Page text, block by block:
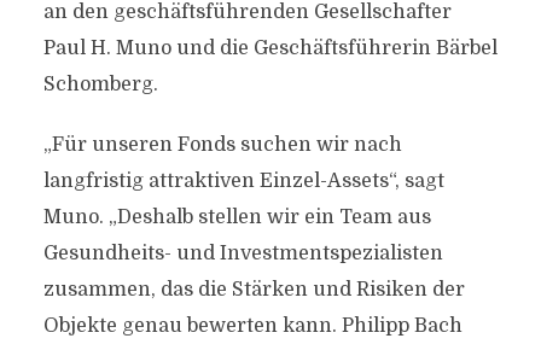
an den geschäftsführenden Gesellschafter
Paul H. Muno und die Geschäftsführerin Bärbel
Schomberg.
„Für unseren Fonds suchen wir nach
langfristig attraktiven Einzel-Assets“, sagt
Muno. „Deshalb stellen wir ein Team aus
Gesundheits- und Investmentspezialisten
zusammen, das die Stärken und Risiken der
Objekte genau bewerten kann. Philipp Bach